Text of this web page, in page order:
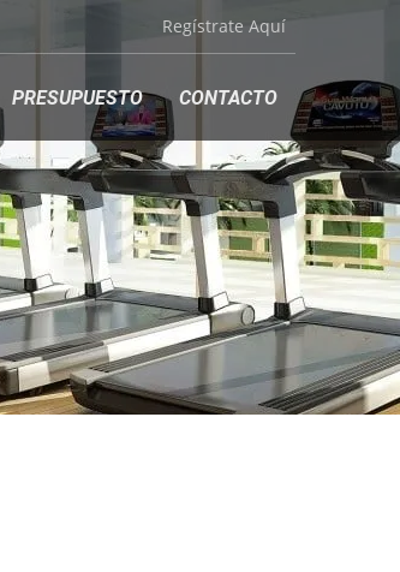
Regístrate Aquí
PRESUPUESTO CONTACTO